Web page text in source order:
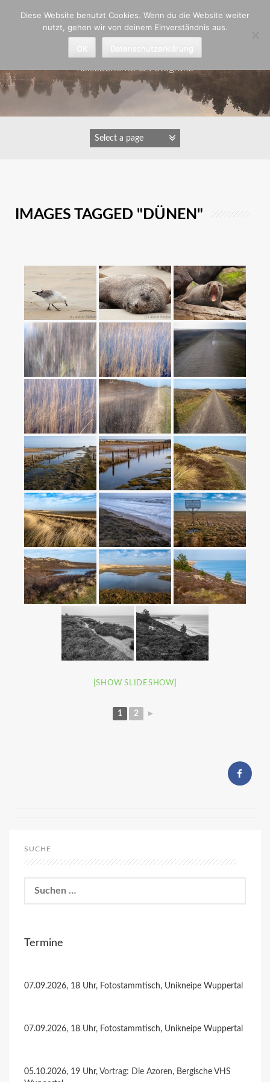
Astrid Padberg
Reiseberichte & Fotografie
IMAGES TAGGED "DÜNEN"
[SHOW SLIDESHOW]
1 2 ►
SUCHE
nach:
Termine
07.09.2026, 18 Uhr, Fotostammtisch, Unikneipe Wuppertal
07.09.2026, 18 Uhr, Fotostammtisch, Unikneipe Wuppertal
05.10.2026, 19 Uhr, Vortrag: Die Azoren, Bergische VHS
Diese Website benutzt Cookies. Wenn du die Website weiter
nutzt, gehen wir von deinem Einverständnis aus.